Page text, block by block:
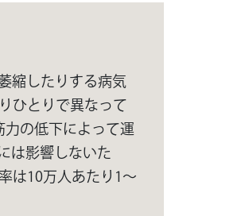
縮したりする病気
ひとりで異なって
の低下によって運
は影響しないた
は10万人あたり1～